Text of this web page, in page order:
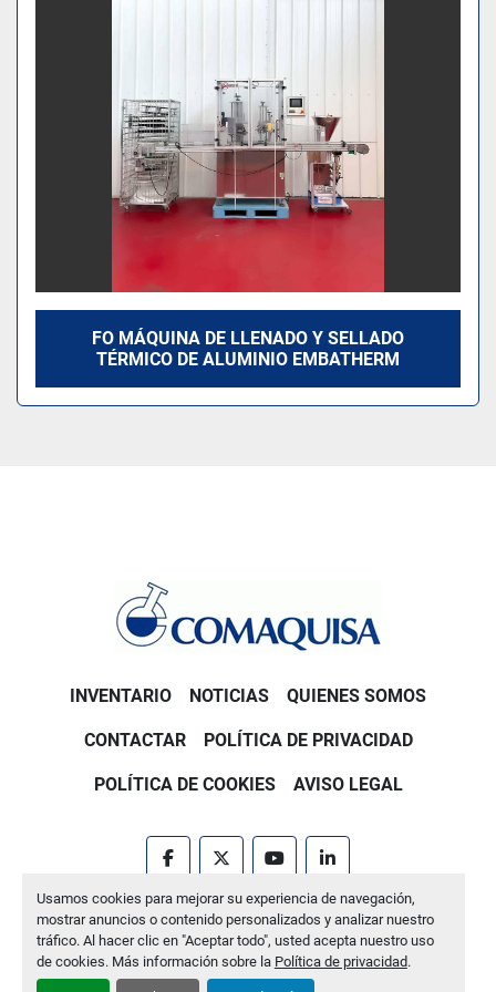
Usamos cookies para mejorar su experiencia de navegación,
mostrar anuncios o contenido personalizados y analizar nuestro
tráfico. Al hacer clic en "Aceptar todo", usted acepta nuestro uso
de cookies. Más información sobre la Política de privacidad.
FO MÁQUINA DE LLENADO Y SELLADO
TÉRMICO DE ALUMINIO EMBATHERM
INVENTARIO NOTICIAS QUIENES SOMOS
CONTACTAR POLÍTICA DE PRIVACIDAD
POLÍTICA DE COOKIES AVISO LEGAL
facebooktwitter youtubelinkedin
Machinio Systemsitio web deMachinio
Administrar cookies